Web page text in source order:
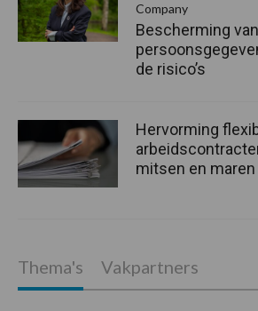
Company
Bescherming van
de risico’s
Hervorming
mitsen en maren
Thema's Vakpartners